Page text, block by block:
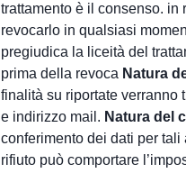
trattamento è il consenso. in
revocarlo in qualsiasi
pregiudica la liceità del
prima della revoca Natura
finalità su riportate verranno
e indirizzo mail. Natura del
conferimento dei dati per
rifiuto può comportare